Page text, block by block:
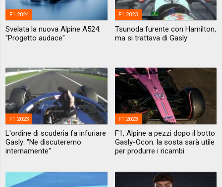
F1 2024
Svelata la nuova Alpine A524:
"Progetto audace"
F1 2023
Tsunoda furente con Hamilton,
ma si trattava di Gasly
F1 2023
L'ordine di scuderia fa infuriare
Gasly: "Ne discuteremo
internamente"
F1 2023
F1, Alpine a pezzi dopo il botto
Gasly-Ocon: la sosta sarà utile
per produrre i ricambi